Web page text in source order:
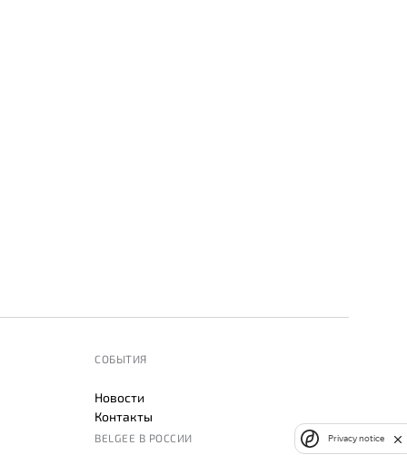
СОБЫТИЯ
Новости
Контакты
BELGEE В РОССИИ Privacy notice